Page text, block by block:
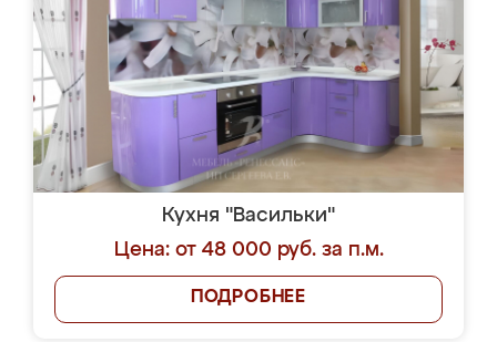
Кухня "Васильки"
Цена: от 48 000 руб. за п.м.
ПОДРОБНЕЕ